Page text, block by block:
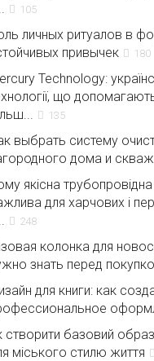
105
личных ритуалов в
привычек
180
Technology:
що
135
выбрать систему
дома и
якісна
для харчових і
248
колонка для
знать перед
для книги: как
створити базовий
міського стилю життя